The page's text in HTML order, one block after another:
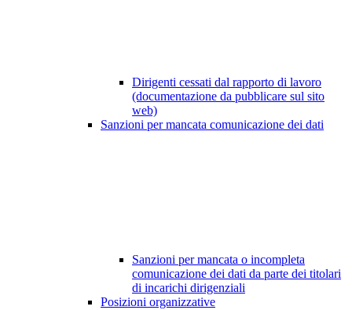
Dirigenti cessati dal rapporto di lavoro
(documentazione da pubblicare sul sito
web)
Sanzioni per mancata comunicazione dei dati
Sanzioni per mancata o incompleta
comunicazione dei dati da parte dei titolari
di incarichi dirigenziali
Posizioni organizzative